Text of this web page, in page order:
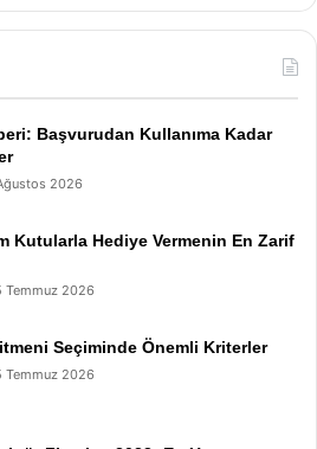
Başvurudan Kullanıma Kadar
2026
Kutularla Hediye Vermenin En Zarif
Temmuz 2026
Seçiminde Önemli Kriterler
Temmuz 2026